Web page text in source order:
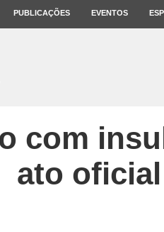
PUBLICAÇÕES EVENTOS
com
ato oficial